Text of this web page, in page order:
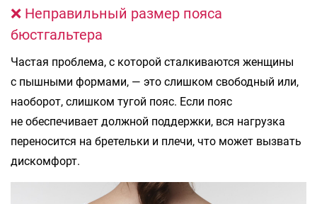
❌ Неправильный размер пояса
бюстгальтера
Частая проблема, с которой сталкиваются женщины
с пышными формами, — это слишком свободный или,
наоборот, слишком тугой пояс. Если пояс
не обеспечивает должной поддержки, вся нагрузка
переносится на бретельки и плечи, что может вызвать
дискомфорт.